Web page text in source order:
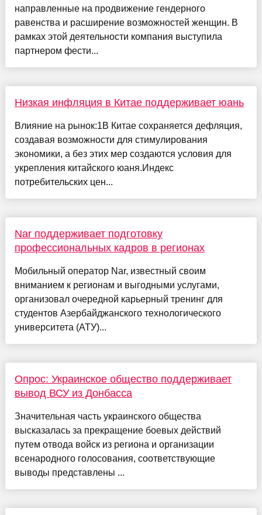
направленные на продвижение гендерного
равенства и расширение возможностей женщин. В
рамках этой деятельности компания выступила
партнером фести...
Низкая инфляция в Китае поддерживает юань
Влияние на рынок:1В Китае сохраняется дефляция,
создавая возможности для стимулирования
экономики, а без этих мер создаются условия для
укрепления китайского юаня.Индекс
потребительских цен...
Nar поддерживает подготовку
профессиональных кадров в регионах
Мобильный оператор Nar, известный своим
вниманием к регионам и выгодными услугами,
организовал очередной карьерный тренинг для
студентов Азербайджанского технологического
университета (АТУ)...
Опрос: Украинское общество поддерживает
вывод ВСУ из Донбасса
Значительная часть украинского общества
высказалась за прекращение боевых действий
путем отвода войск из региона и организации
всенародного голосования, соответствующие
выводы представлены ...